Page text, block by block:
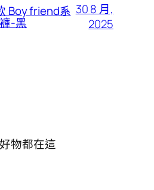
Boy friend系
-黑
30 8 月,
2025
物都在這